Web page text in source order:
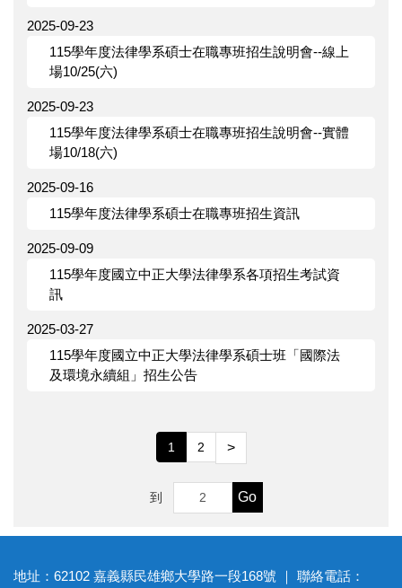
2025-09-23
115學年度法律學系碩士在職專班招生說明會--線上
場10/25(六)
2025-09-23
115學年度法律學系碩士在職專班招生說明會--實體
場10/18(六)
2025-09-16
115學年度法律學系碩士在職專班招生資訊
2025-09-09
115學年度國立中正大學法律學系各項招生考試資
訊
2025-03-27
115學年度國立中正大學法律學系碩士班「國際法
及環境永續組」招生公告
1 2 >
到 Go
地址：62102 嘉義縣民雄鄉大學路一段168號 ｜ 聯絡電話：